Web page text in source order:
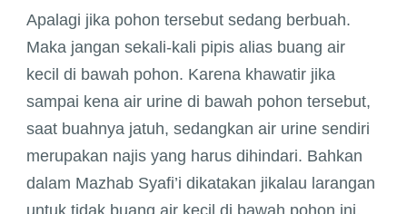
Apalagi jika pohon tersebut sedang berbuah.
Maka jangan sekali-kali pipis alias buang air
kecil di bawah pohon. Karena khawatir jika
sampai kena air urine di bawah pohon tersebut,
saat buahnya jatuh, sedangkan air urine sendiri
merupakan najis yang harus dihindari. Bahkan
dalam Mazhab Syafi’i dikatakan jikalau larangan